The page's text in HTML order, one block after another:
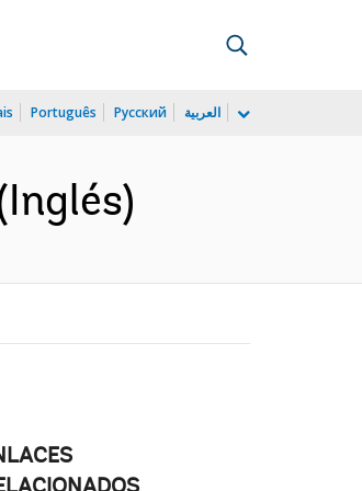
Português Русский العربية